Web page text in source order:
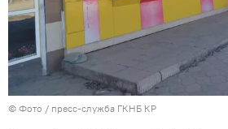
© Фото / пресс-служба ГКНБ КР